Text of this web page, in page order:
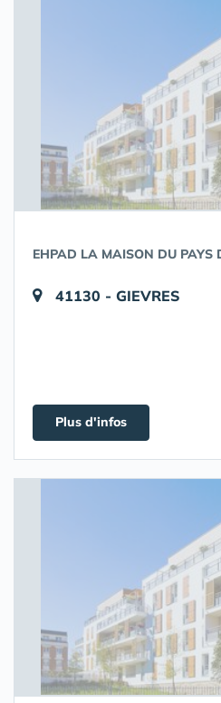
EHPAD LA MAISON DU PAYS
41130 - GIEVRES
Plus d'infos